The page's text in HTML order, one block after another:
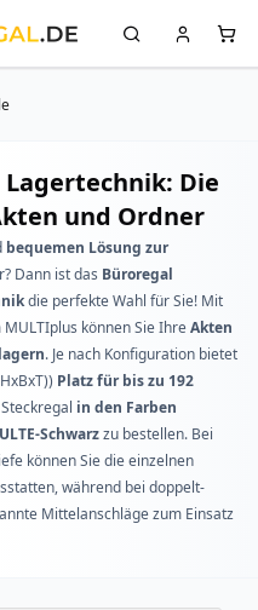
Die
und Ordner
bequemen Lösung zur
Dann ist das Büroregal
die perfekte Wahl für Sie! Mit
können Sie IhreAkten
. Je nach Konfiguration bietet
Platz für bis zu 192
in den Farben
Schwarzzu bestellen. Bei
können Sie die einzelnen
während bei doppelt-
Mittelanschläge zum Einsatz